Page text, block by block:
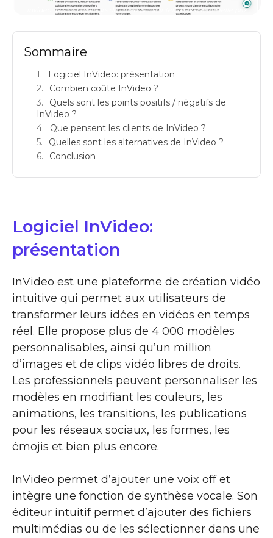
invideo avis generateurs de video par ia intelligence artificielle prix
Sommaire
Logiciel InVideo: présentation
Combien coûte InVideo ?
Quels sont les points positifs / négatifs de
InVideo ?
Que pensent les clients de InVideo ?
Quelles sont les alternatives de InVideo ?
Conclusion
Logiciel InVideo:
présentation
InVideo est une plateforme de création vidéo
intuitive qui permet aux utilisateurs de
transformer leurs idées en vidéos en temps
réel. Elle propose plus de 4 000 modèles
personnalisables, ainsi qu’un million
d’images et de clips vidéo libres de droits.
Les professionnels peuvent personnaliser les
modèles en modifiant les couleurs, les
animations, les transitions, les publications
pour les réseaux sociaux, les formes, les
émojis et bien plus encore.
InVideo permet d’ajouter une voix off et
intègre une fonction de synthèse vocale. Son
éditeur intuitif permet d’ajouter des fichiers
multimédias ou de les sélectionner dans une